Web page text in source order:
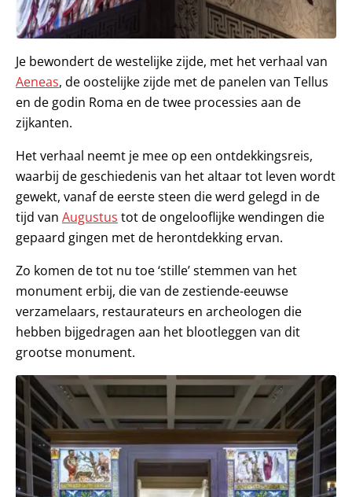
Je bewondert de westelijke zijde, met het verhaal van
Aeneas, de oostelijke zijde met de panelen van Tellus
en de godin Roma en de twee processies aan de
zijkanten.
Het verhaal neemt je mee op een ontdekkingsreis,
waarbij de geschiedenis van het altaar tot leven wordt
gewekt, vanaf de eerste steen die werd gelegd in de
tijd van Augustus tot de ongelooflijke wendingen die
gepaard gingen met de herontdekking ervan.
Zo komen de tot nu toe ‘stille’ stemmen van het
monument erbij, die van de zestiende-eeuwse
verzamelaars, restaurateurs en archeologen die
hebben bijgedragen aan het blootleggen van dit
grootse monument.